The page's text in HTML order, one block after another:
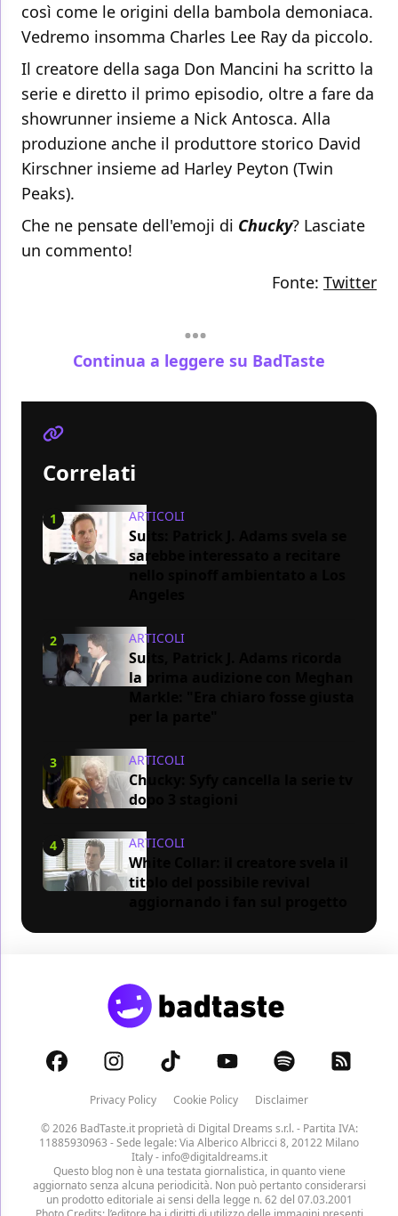
così come le origini della bambola demoniaca.
Vedremo insomma Charles Lee Ray da piccolo.
Il creatore della saga Don Mancini ha scritto la
serie e diretto il primo episodio, oltre a fare da
showrunner insieme a Nick Antosca. Alla
produzione anche il produttore storico David
Kirschner insieme ad Harley Peyton (Twin
Peaks).
Che ne pensate dell'emoji di Chucky? Lasciate
un commento!
Fonte: Twitter
Continua a leggere su BadTaste
Correlati
1 ARTICOLI
Suits: Patrick J. Adams svela se
sarebbe interessato a recitare
2 ARTICOLI
Suits, Patrick J. Adams ricorda
la prima audizione con Meghan
3 ARTICOLI
Chucky: Syfy cancella la serie tv
dopo 3 stagioni
4 ARTICOLI
White Collar: il creatore svela il
titolo del possibile revival
Privacy Policy Cookie Policy
Disclaimer
© 2026 BadTaste.it proprietà di Digital Dreams s.r.l.- Partita IVA:
11885930963 - Sede legale: Via Alberico Albricci 8, 20122 Milano
Italy - info@digitaldreams.it
Questo blog non è una testata giornalistica, in quanto viene
aggiornato senza alcuna periodicità. Non può pertanto considerarsi
un prodotto editoriale ai sensi della legge n. 62 del 07.03.2001